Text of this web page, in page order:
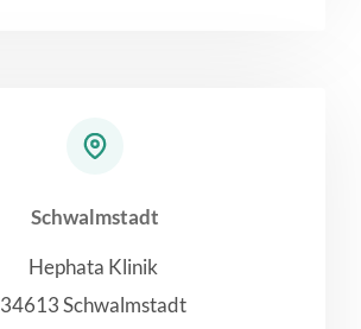
Schwalmstadt
Hephata Klinik
34613 Schwalmstadt